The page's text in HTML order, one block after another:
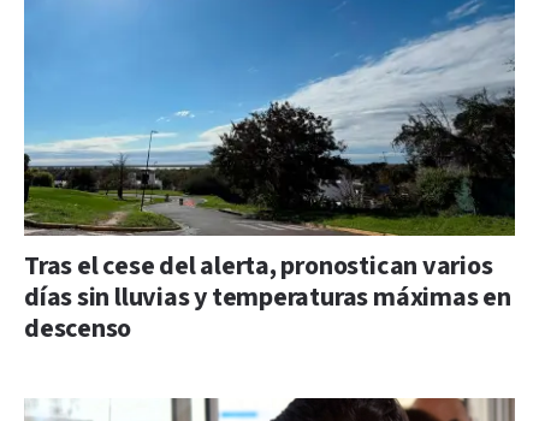
Tras el cese del alerta, pronostican varios
días sin lluvias y temperaturas máximas en
descenso